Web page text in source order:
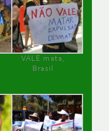
VALE mata,
Brasil